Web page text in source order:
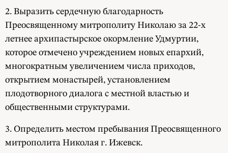
2. Выразить сердечную благодарность
Преосвященному митрополиту Николаю за 22-х
летнее архипастырское окормление Удмуртии,
которое отмечено учреждением новых епархий,
многократным увеличением числа приходов,
открытием монастырей, установлением
плодотворного диалога с местной властью и
общественными структурами.
3. Определить местом пребывания Преосвященного
митрополита Николая г. Ижевск.